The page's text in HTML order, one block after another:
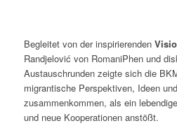
Begleitet von der inspirierenden
Randjelović von RomaniPhen und
Austauschrunden zeigte sich die
migrantische Perspektiven, Ideen
zusammenkommen, als ein
und neue Kooperationen anstößt.